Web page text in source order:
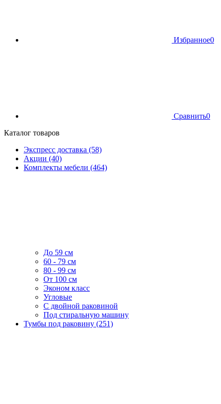
Избранное0
Сравнить0
Каталог товаров
Экспресс доставка (58)
Акции (40)
Комплекты мебели (464)
До 59 см
60 - 79 см
80 - 99 см
От 100 см
Эконом класс
Угловые
С двойной раковиной
Под стиральную машину
Тумбы под раковину (251)